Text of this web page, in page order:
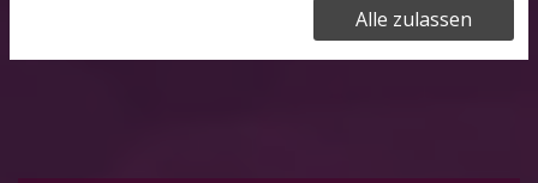
Alle zulassen